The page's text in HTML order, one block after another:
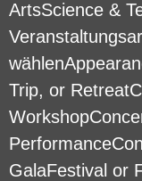
ArtsScience &
Trip, or
GalaFestival or